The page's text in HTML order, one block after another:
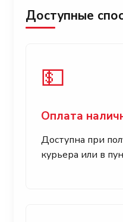
Доступные
💵
Оплата
Доступна при
курьера или в